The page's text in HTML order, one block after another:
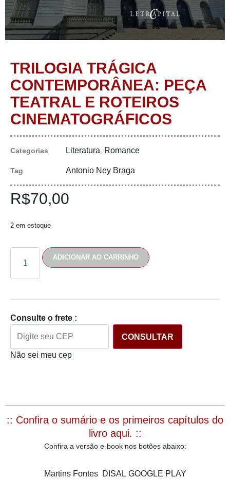
TRILOGIA TRÁGICA
CONTEMPORÂNEA: PEÇA
TEATRAL E ROTEIROS
CINEMATOGRÁFICOS
Categorias Literatura, Romance
Tag Antonio Ney Braga
R$70,00
2 em estoque
ADICIONAR AO CARRINHO
Consulte o frete :
CONSULTAR
Não sei meu cep
:: Confira o sumário e os primeiros capítulos do
livro aqui. ::
Confira a versão e-book nos botões abaixo:
Martins Fontes DISAL GOOGLE PLAY